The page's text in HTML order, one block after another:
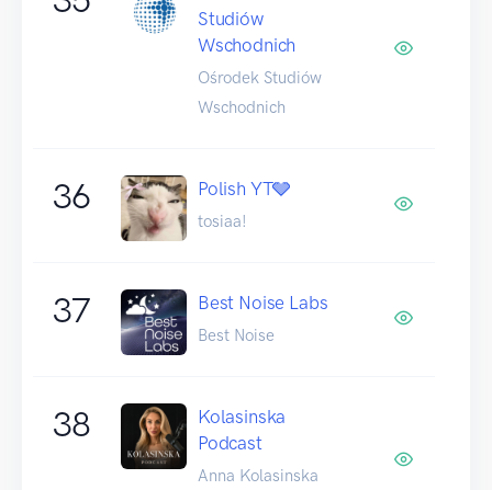
Studiów
Wschodnich
Ośrodek Studiów
Wschodnich
36 Polish YT🩶
tosiaa!
37 Best Noise Labs
Best Noise
38
Kolasinska
Podcast
Anna Kolasinska